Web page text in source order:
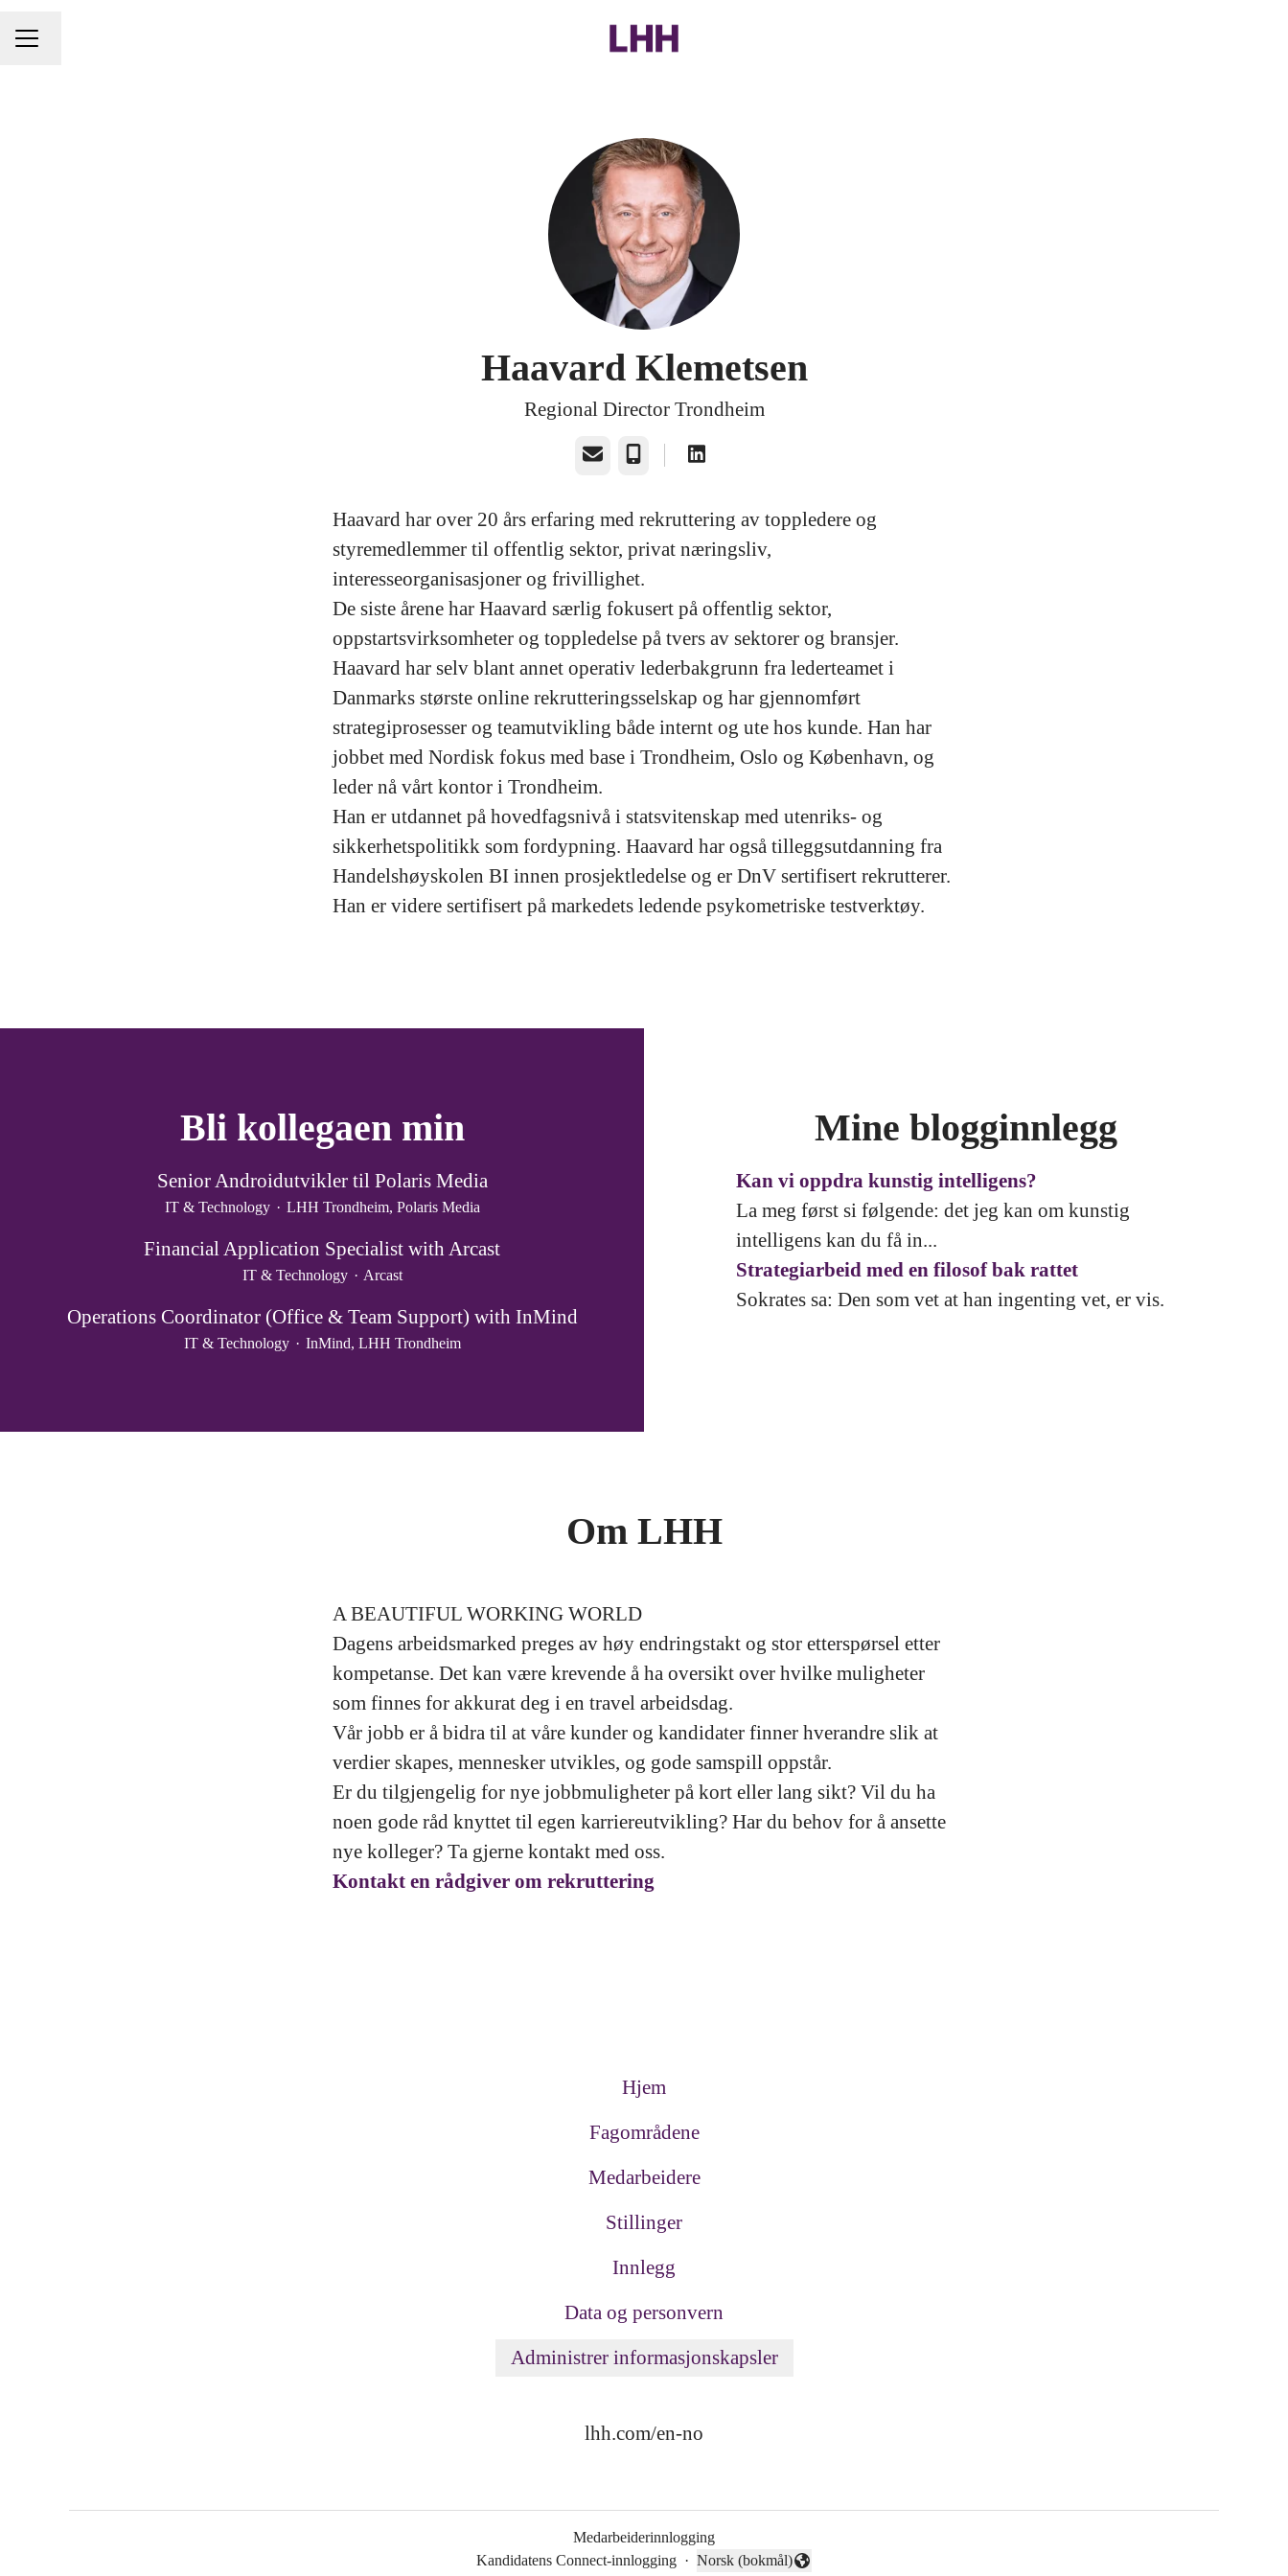
KARRIEREMENY
Endre språk
Haavard Klemetsen
Regional Director Trondheim
E-post Telefonnummer
Haavard har over 20 års erfaring med rekruttering av toppledere og
styremedlemmer til offentlig sektor, privat næringsliv,
interesseorganisasjoner og frivillighet.
De siste årene har Haavard særlig fokusert på offentlig sektor,
oppstartsvirksomheter og toppledelse på tvers av sektorer og bransjer.
Haavard har selv blant annet operativ lederbakgrunn fra lederteamet i
Danmarks største online rekrutteringsselskap og har gjennomført
strategiprosesser og teamutvikling både internt og ute hos kunde. Han har
jobbet med Nordisk fokus med base i Trondheim, Oslo og København, og
leder nå vårt kontor i Trondheim.
Han er utdannet på hovedfagsnivå i statsvitenskap med utenriks- og
sikkerhetspolitikk som fordypning. Haavard har også tilleggsutdanning fra
Handelshøyskolen BI innen prosjektledelse og er DnV sertifisert rekrutterer.
Han er videre sertifisert på markedets ledende psykometriske testverktøy.
Bli kollegaen min
Senior Androidutvikler til Polaris Media
IT & Technology · LHH Trondheim, Polaris Media
Financial Application Specialist with Arcast
IT & Technology · Arcast
Operations Coordinator (Office & Team Support) with InMind
IT & Technology · InMind, LHH Trondheim
Mine blogginnlegg
Kan vi oppdra kunstig intelligens?
La meg først si følgende: det jeg kan om kunstig
intelligens kan du få in...
Strategiarbeid med en filosof bak rattet
Sokrates sa: Den som vet at han ingenting vet, er vis.
Om LHH
A BEAUTIFUL WORKING WORLD
Dagens arbeidsmarked preges av høy endringstakt og stor etterspørsel etter
kompetanse. Det kan være krevende å ha oversikt over hvilke muligheter
som finnes for akkurat deg i en travel arbeidsdag.
Vår jobb er å bidra til at våre kunder og kandidater finner hverandre slik at
verdier skapes, mennesker utvikles, og gode samspill oppstår.
Er du tilgjengelig for nye jobbmuligheter på kort eller lang sikt? Vil du ha
noen gode råd knyttet til egen karriereutvikling? Har du behov for å ansette
nye kolleger? Ta gjerne kontakt med oss.
Kontakt en rådgiver om rekruttering
Hjem
Fagområdene
Medarbeidere
Stillinger
Innlegg
Data og personvern
Administrer informasjonskapsler
lhh.com/en-no
Medarbeiderinnlogging
Kandidatens Connect-innlogging ·
Endre språk
Norsk (bokmål)